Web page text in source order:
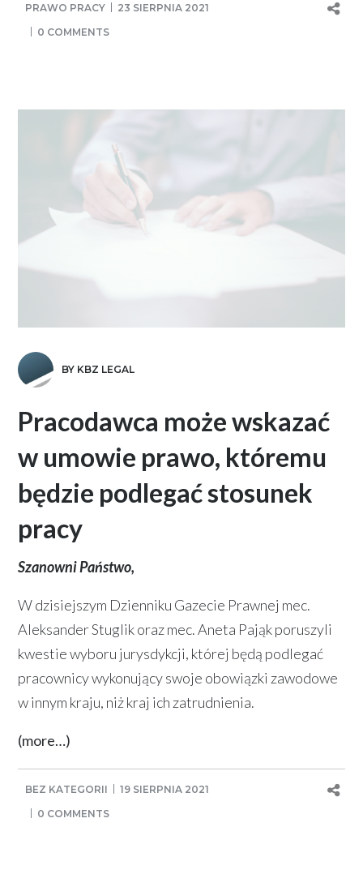
PRAWO PRACY
23 SIERPNIA 2021
0 COMMENTS
BY KBZ LEGAL
Pracodawca może wskazać
w umowie prawo, któremu
będzie podlegać stosunek
pracy
Szanowni Państwo,
W dzisiejszym Dzienniku Gazecie Prawnej mec.
Aleksander Stuglik oraz mec. Aneta Pająk poruszyli
kwestie wyboru jurysdykcji, której będą podlegać
pracownicy wykonujący swoje obowiązki zawodowe
w innym kraju, niż kraj ich zatrudnienia.
(more…)
BEZ KATEGORII
19 SIERPNIA 2021
0 COMMENTS